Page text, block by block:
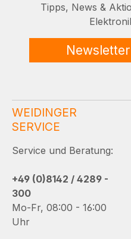
Tipps, News &
WEIDINGER
SERVICE
Service und Beratung:
+49 (0)8142 / 4289 -
300
Mo-Fr, 08:00 - 16:00
Uhr